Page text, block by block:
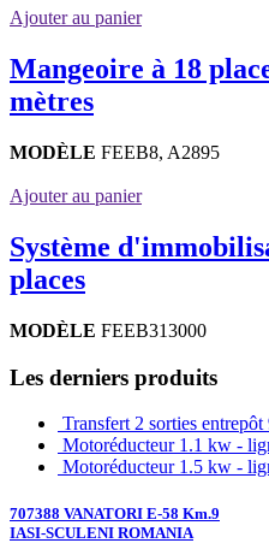
Ajouter au panier
Mangeoire à 18
mètres
MODÈLE FEEB8, A2895
Ajouter au panier
Système
places
MODÈLE FEEB313000
Les derniers produits
Transfert 2 sorties entrepôt
Motoréducteur 1.1 kw -
Motoréducteur 1.5 kw -
707388 VANATORI E-58 Km.9
IASI-SCULENI ROMANIA